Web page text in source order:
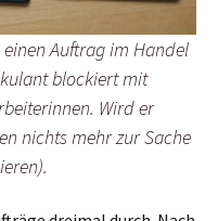
Auftrag im Handel
blockiert mit
Wird er
nichts mehr zur Sache